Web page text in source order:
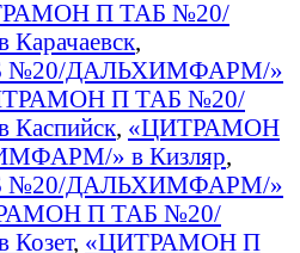
П ТАБ №20/
,
№20/ДАЛЬХИМФАРМ/»
П ТАБ №20/
, «ЦИТРАМОН
» в Кизляр,
№20/ДАЛЬХИМФАРМ/»
П ТАБ №20/
, «ЦИТРАМОН П